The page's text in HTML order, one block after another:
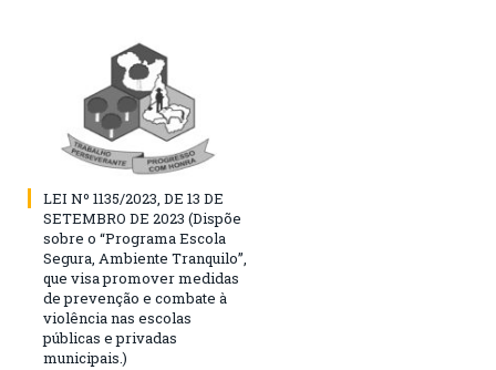
LEI Nº 1135/2023, DE 13 DE
SETEMBRO DE 2023 (Dispõe
sobre o “Programa Escola
Segura, Ambiente Tranquilo”,
que visa promover medidas
de prevenção e combate à
violência nas escolas
públicas e privadas
municipais.)